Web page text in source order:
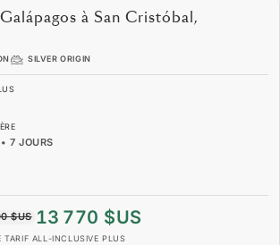
à San Cristóbal,
SILVER ORIGIN
• 7 JOURS
$US 13 770 $US
TARIF ALL-INCLUSIVE PLUS